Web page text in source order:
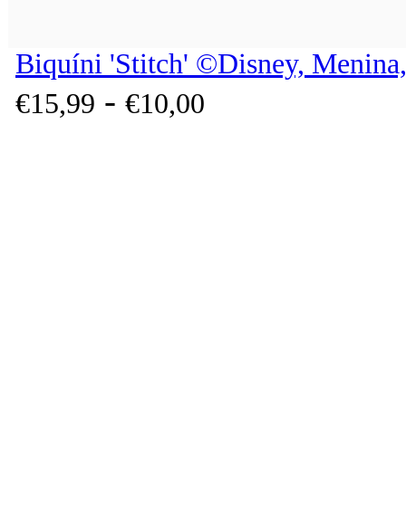
Biquíni 'Stitch' ©Disney,
€15,99 - €10,00